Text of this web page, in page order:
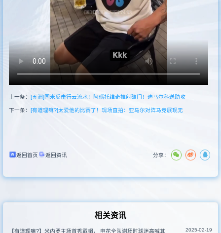
新闻
其他联赛
上一条： [五洲]国米反击行云流水！阿瑙托维奇推射破门！迪马尔科送助攻
下一条： [有道理嘛?]太爱他的比赛了！现场直拍：亚马尔对阵马竞展现无
返回首页 返回资讯 分享：
相关资讯
【有道理嘛?】米内罗主场首秀戴帽， 申花全队谢场时球迷高喊其 2025-02-19